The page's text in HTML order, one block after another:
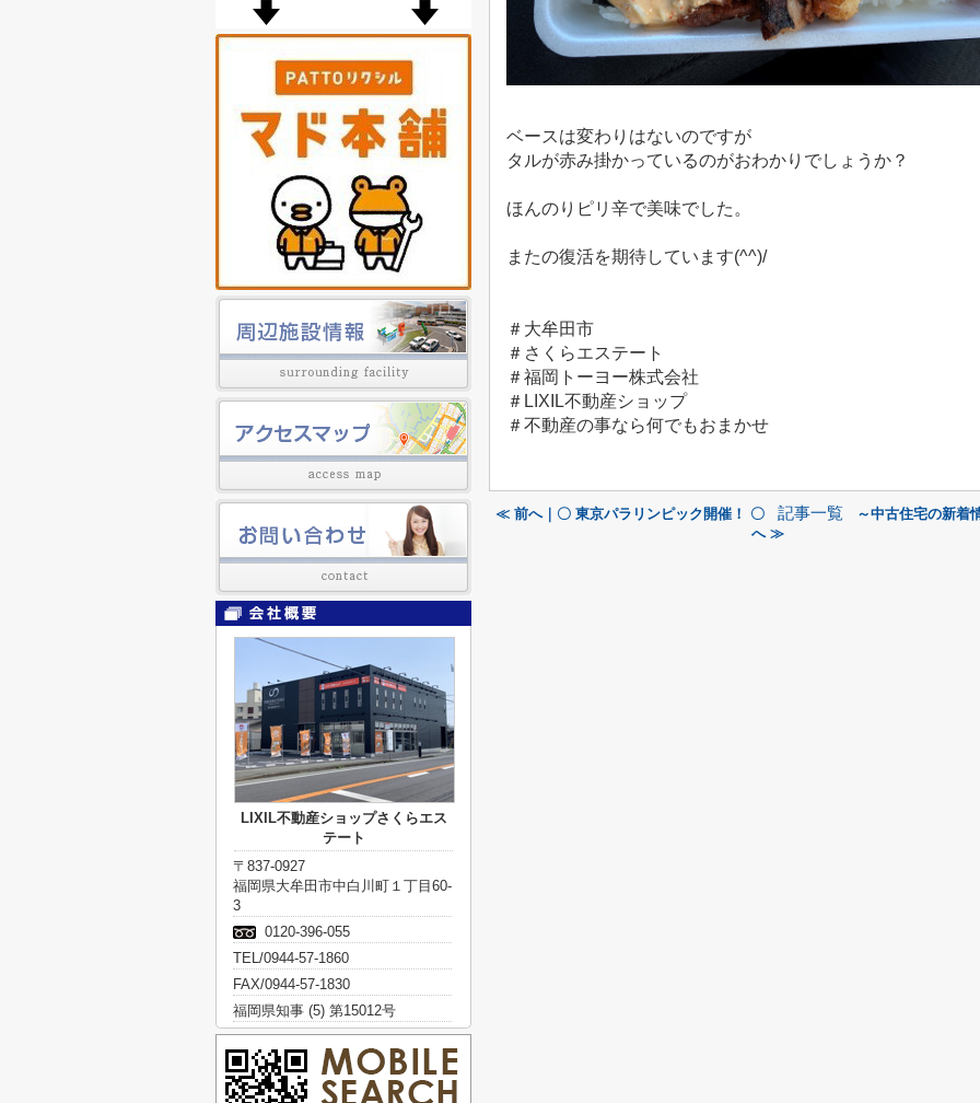
ベースは変わりはないのですが
タルが赤み掛かっているのがおわかりでしょうか？
ほんのりピリ辛で美味でした。
またの復活を期待しています(^^)/
＃大牟田市
＃さくらエステート
＃福岡トーヨー株式会社
＃LIXIL不動産ショップ
＃不動産の事なら何でもおまかせ
≪ 前へ｜〇 東京パラリンピック開催！ 〇 記事一覧
～中古住宅の新着
へ ≫
LIXIL不動産ショップさくらエス
テート
〒837-0927
福岡県大牟田市中白川町１丁目60-
3
0120-396-055
TEL/0944-57-1860
FAX/0944-57-1830
福岡県知事 (5) 第15012号